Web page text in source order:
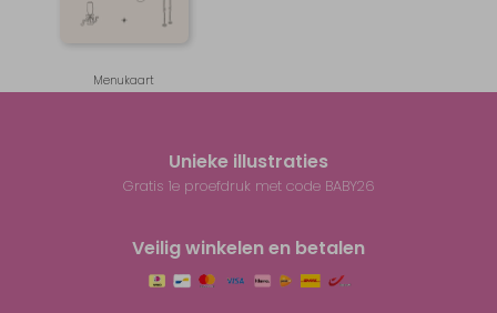
Menukaart
Unieke illustraties
Gratis 1e proefdruk met code BABY26
Veilig winkelen en betalen